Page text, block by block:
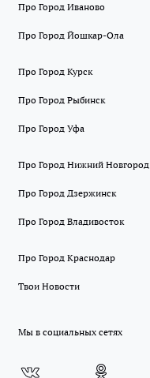
Про Город Иваново
Про Город Йошкар-Ола
Про Город Курск
Про Город Рыбинск
Про Город Уфа
Про Город Нижний Новгород
Про Город Дзержинск
Про Город Владивосток
Про Город Краснодар
Твои Новости
Мы в социальных сетях